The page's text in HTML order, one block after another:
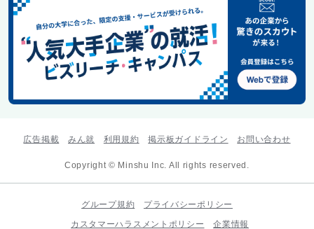
広告掲載 みん就 利用規約 掲示板ガイドライン お問い合わせ
Copyright © Minshu Inc. All rights reserved.
グループ規約
プライバシーポリシー
カスタマーハラスメントポリシー
企業情報